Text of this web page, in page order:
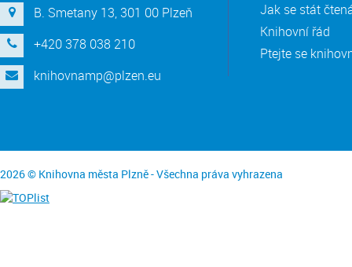
B. Smetany 13, 301 00 Plzeň
+420 378 038 210
knihovnamp@plzen.eu
Jak se stát
Knihovní řád
Ptejte se
2026 © Knihovna města Plzně - Všechna práva vyhrazena